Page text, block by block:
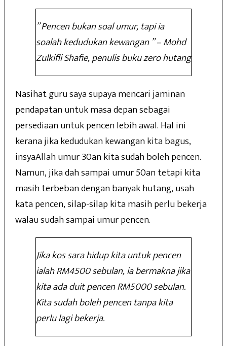
” Pencen bukan soal umur, tapi ia
soalah kedudukan kewangan ” – Mohd
Zulkifli Shafie, penulis buku zero hutang
Nasihat guru saya supaya mencari jaminan
pendapatan untuk masa depan sebagai
persediaan untuk pencen lebih awal. Hal ini
kerana jika kedudukan kewangan kita bagus,
insyaAllah umur 30an kita sudah boleh pencen.
Namun, jika dah sampai umur 50an tetapi kita
masih terbeban dengan banyak hutang, usah
kata pencen, silap-silap kita masih perlu bekerja
walau sudah sampai umur pencen.
Jika kos sara hidup kita untuk pencen
ialah RM4500 sebulan, ia bermakna jika
kita ada duit pencen RM5000 sebulan.
Kita sudah boleh pencen tanpa kita
perlu lagi bekerja.